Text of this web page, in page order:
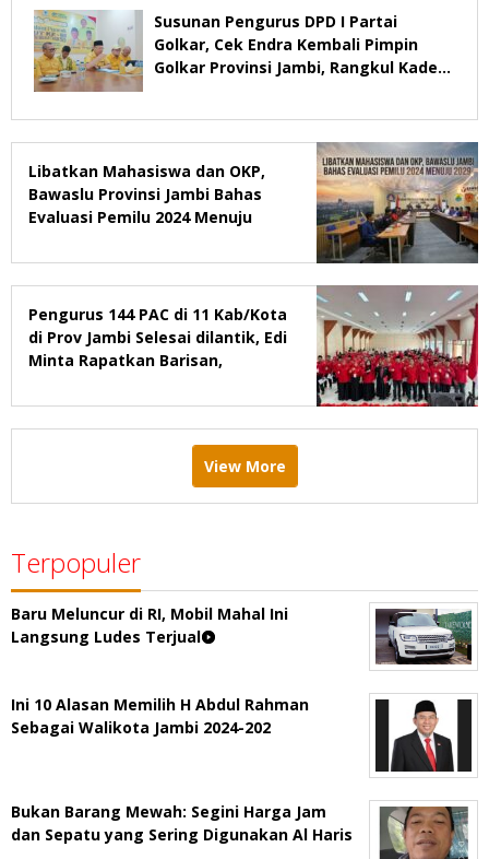
Susunan Pengurus DPD I Partai
Golkar, Cek Endra Kembali Pimpin
Golkar Provinsi Jambi, Rangkul Kader
Libatkan Mahasiswa dan OKP,
Bawaslu Provinsi Jambi Bahas
Evaluasi Pemilu 2024 Menuju
Pengurus 144 PAC di 11 Kab/Kota
di Prov Jambi Selesai dilantik, Edi
Minta Rapatkan Barisan,
View More
Terpopuler
Baru Meluncur di RI, Mobil Mahal Ini
Langsung Ludes Terjual
Ini 10 Alasan Memilih H Abdul Rahman
Sebagai Walikota Jambi 2024-202
Bukan Barang Mewah: Segini Harga Jam
dan Sepatu yang Sering Digunakan Al Haris